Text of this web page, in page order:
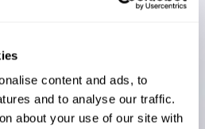
content and ads, to
and to analyse our traffic.
about your use of our site with